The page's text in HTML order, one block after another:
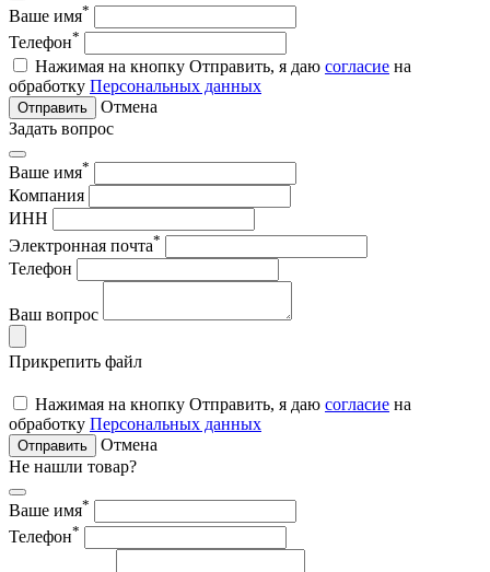
Ваше имя*
Телефон*
Нажимая на кнопку Отправить, я даю согласие на
обработку Персональных данных
Отправить
Отмена
Задать вопрос
Ваше имя*
Компания
ИНН
Электронная почта*
Телефон
Ваш вопрос
Прикрепить файл
Нажимая на кнопку Отправить, я даю согласие на
обработку Персональных данных
Отправить
Отмена
Не нашли товар?
Ваше имя*
Телефон*